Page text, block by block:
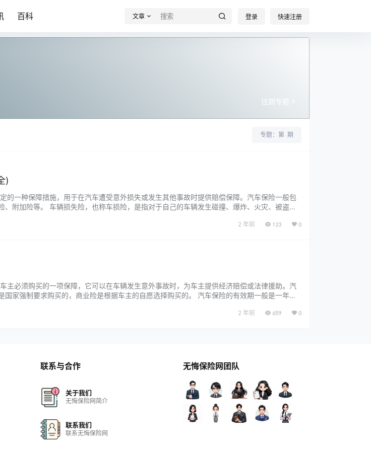
百科 文章 登录 快速注册
往期专题
专题：第 期
)
的一种保障措施，用于在汽车遭受意外损失或发生其他事故时提供赔偿保障。汽车保险一般包
附加险等。 车辆损失险，也称车损险，是指对于自己的车辆发生碰撞、爆炸、火灾、被盗等
2 年前 123 0
主必须购买的一项保障，它可以在车辆发生意外事故时，为车主提供经济赔偿或法律援助。汽
家强制要求购买的，商业险是根据车主的自愿选择购买的。 汽车保险的有效期一般是一年，
2 年前 659 0
联系与合作
关于我们
无悔保险网简介
联系我们
联系无悔保险网
无悔保险网团队